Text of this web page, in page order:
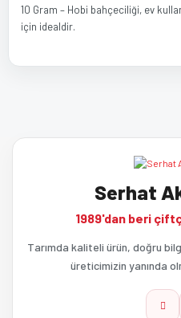
10 Gram – Hobi bahçeciliği, ev
için idealdir.
Görüş ve önerileriniz için
Ürün resmi kalitesiz, bozuk
Ürün açıklamasında eksik
Serhat
1989'dan beri
Tarımda kaliteli ürün, doğru
üreticimizin yanında